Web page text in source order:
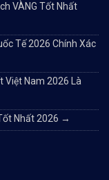
VÀNG Tốt Nhất
Tế 2026 Chính Xác
Việt Nam 2026 Là
Nhất 2026 →